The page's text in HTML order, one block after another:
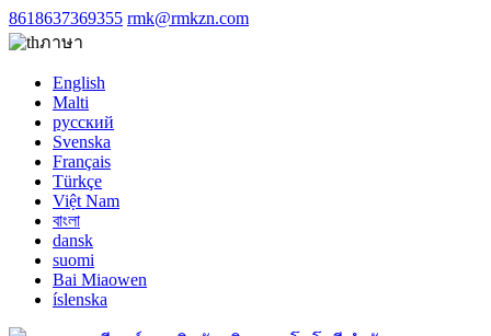
8618637369355 rmk@rmkzn.com
ภาษา
English
Malti
русский
Svenska
Français
Türkçe
Việt Nam
বাংলা
dansk
suomi
Bai Miaowen
íslenska